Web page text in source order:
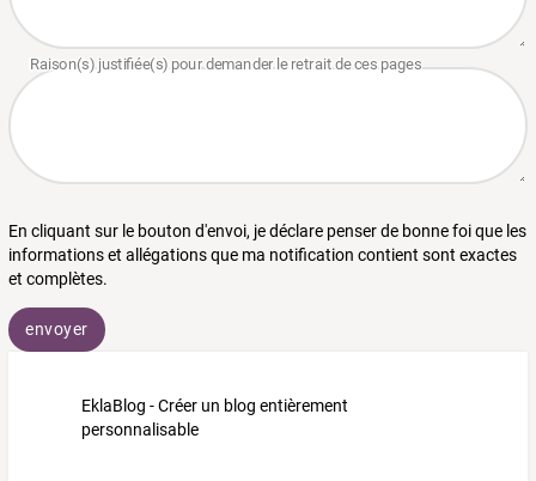
En cliquant sur le bouton d'envoi, je déclare penser de bonne foi que les
informations et allégations que ma notification contient sont exactes
et complètes.
envoyer
EklaBlog - Créer un blog entièrement
personnalisable